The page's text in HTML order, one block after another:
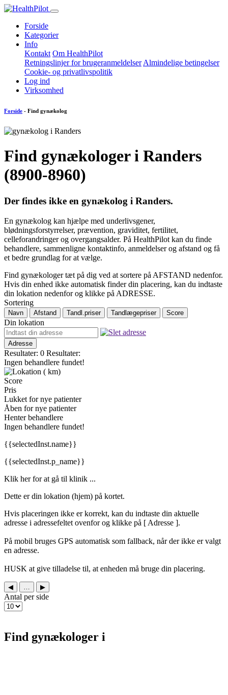
Forside
Kategorier
Info
Kontakt Om HealthPilot
Retningslinjer for brugeranmeldelser Almindelige betingelser
Cookie- og privatlivspolitik
Log ind
Virksomhed
Forside - Find gynækolog
Find gynækologer i Randers
(8900-8960)
Der findes ikke en gynækolog i Randers.
En gynækolog kan hjælpe med underlivsgener,
blødningsforstyrrelser, prævention, graviditet, fertilitet,
celleforandringer og overgangsalder. På HealthPilot kan du finde
behandlere, sammenligne kontaktinfo, anmeldelser og afstand og få
et bedre grundlag for at vælge.
Find gynækologer tæt på dig ved at sortere på AFSTAND nedenfor.
Hvis din enhed ikke automatisk finder din placering, kan du indtaste
din lokation nedenfor og klikke på ADRESSE.
Sortering
Navn Afstand Tandl.priser Tandlægepriser Score
Din lokation
Adresse
Resultater: 0 Resultater:
Ingen behandlere fundet!
( km)
Score
Pris
Lukket for nye patienter
Åben for nye patienter
Henter behandlere
Ingen behandlere fundet!
{{selectedInst.name}}
{{selectedInst.p_name}}
Klik her for at gå til klinik ...
Dette er din lokation (hjem) på kortet.
Hvis placeringen ikke er korrekt, kan du indtaste din aktuelle
adresse i adressefeltet ovenfor og klikke på [ Adresse ].
På mobil bruges GPS automatisk som fallback, når der ikke er valgt
en adresse.
HUSK at give tilladelse til, at enheden må bruge din placering.
◀ ▶
Antal per side
Find gynækologer i